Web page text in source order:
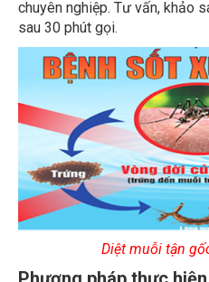
Diệt muỗi tận
Phương pháp thực
muỗi huyện Đan Phượng